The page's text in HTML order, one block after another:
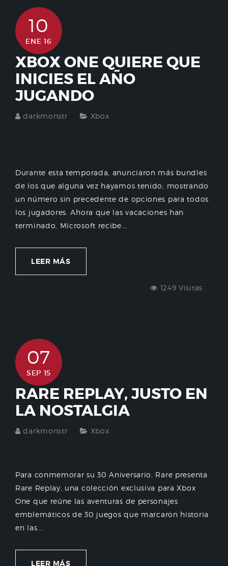
10
ENE 16
XBOX ONE QUIERE QUE
INICIES EL AÑO
JUGANDO
darkmonstr Xbox
Durante esta temporada, anunciaron más bundles
de los que alguna vez hayamos tenido, mostrando
un número sin precedente de opciones para todos
los jugadores. Ahora que las vacaciones han
terminado, Microsoft recibe...
LEER MÁS
1249 Visitas
07
SEP 15
RARE REPLAY, JUSTO EN
LA NOSTALGIA
darkmonstr Xbox
Para conmemorar su 30 Aniversario, Rare presenta
Rare Replay, una colección exclusiva para Xbox
One que reúne las aventuras de personajes
emblemáticos de 30 juegos que marcaron historia
en las...
LEER MÁS